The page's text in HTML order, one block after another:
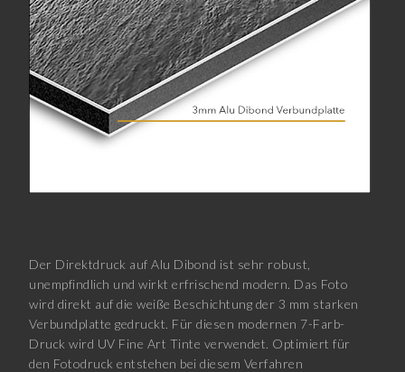
Der Direktdruck auf Alu Dibond ist sehr robust,
unempfindlich und wirkt erfrischend modern. Das Foto
wird direkt auf die weiße Beschichtung der 3 mm starken
Verbundplatte gedruckt. Für diesen modernen 7-Farb-
Druck wird UV Fine Art Tinte verwendet. Optimiert für
den Fotodruck entstehen bei diesem Verfahren